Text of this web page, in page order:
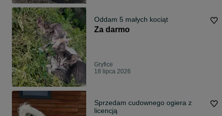
Oddam 5 małych kociąt
Za darmo
Gryfice
18 lipca 2026
Sprzedam cudownego ogiera z
licencją